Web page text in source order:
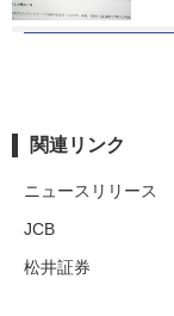
関連リンク
ニュースリリース
JCB
松井証券